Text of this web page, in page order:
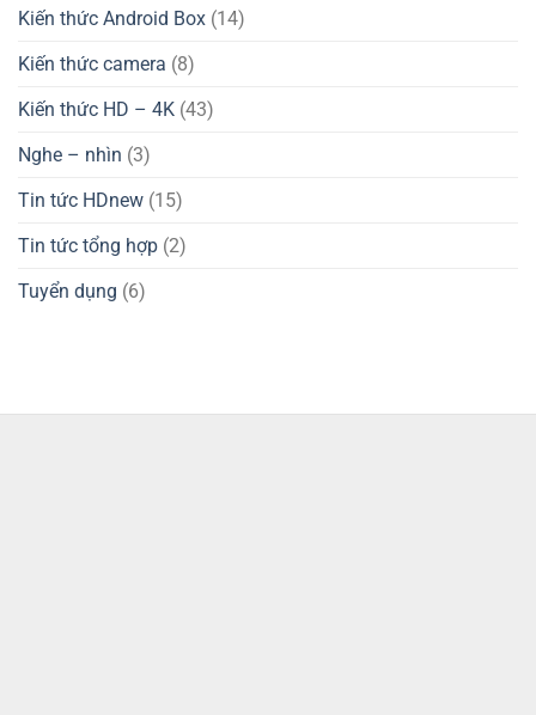
Kiến thức Android Box (14)
Kiến thức camera (8)
Kiến thức HD – 4K (43)
Nghe – nhìn (3)
Tin tức HDnew (15)
Tin tức tổng hợp (2)
Tuyển dụng (6)